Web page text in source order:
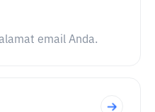
email Anda.